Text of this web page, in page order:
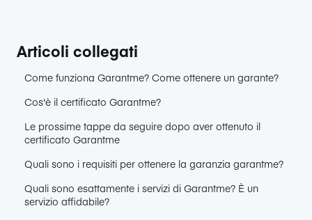
Articoli collegati
Come funziona Garantme? Come ottenere un garante?
Cos'è il certificato Garantme?
Le prossime tappe da seguire dopo aver ottenuto il
certificato Garantme
Quali sono i requisiti per ottenere la garanzia garantme?
Quali sono esattamente i servizi di Garantme? È un
servizio affidabile?